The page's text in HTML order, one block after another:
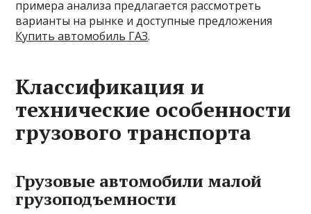
примера анализа предлагается рассмотреть
варианты на рынке и доступные предложения
Купить автомобиль ГАЗ.
Классификация и
технические особенности
грузового транспорта
Грузовые автомобили малой
грузоподъемности